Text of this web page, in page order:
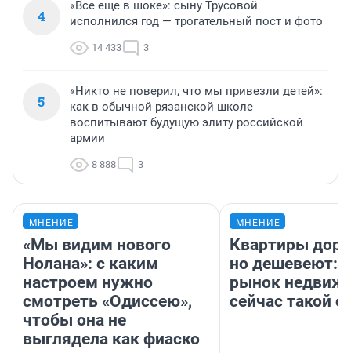
4
«Все еще в шоке»: сыну Трусовой
исполнился год — трогательный пост и фото
14 433 3
5
«Никто не поверил, что мы привезли детей»:
как в обычной рязанской школе
воспитывают будущую элиту российской
армии
8 888 3
МНЕНИЕ
«Мы видим нового
Нолана»: с каким
настроем нужно
смотреть «Одиссею»,
чтобы она не
выглядела как фиаско
МНЕНИЕ
Квартиры
но дешевеют:
рынок
сейчас такой